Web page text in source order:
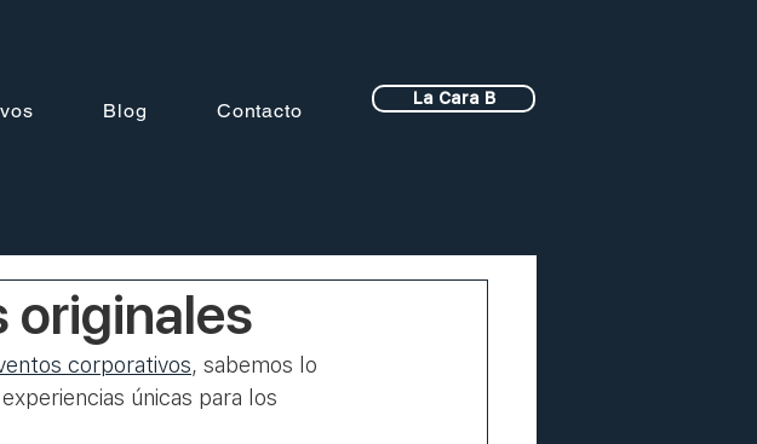
Blog Contacto
La Cara B
originales
corporativos, sabemos lo
únicas para los